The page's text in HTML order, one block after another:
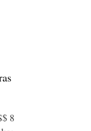
8